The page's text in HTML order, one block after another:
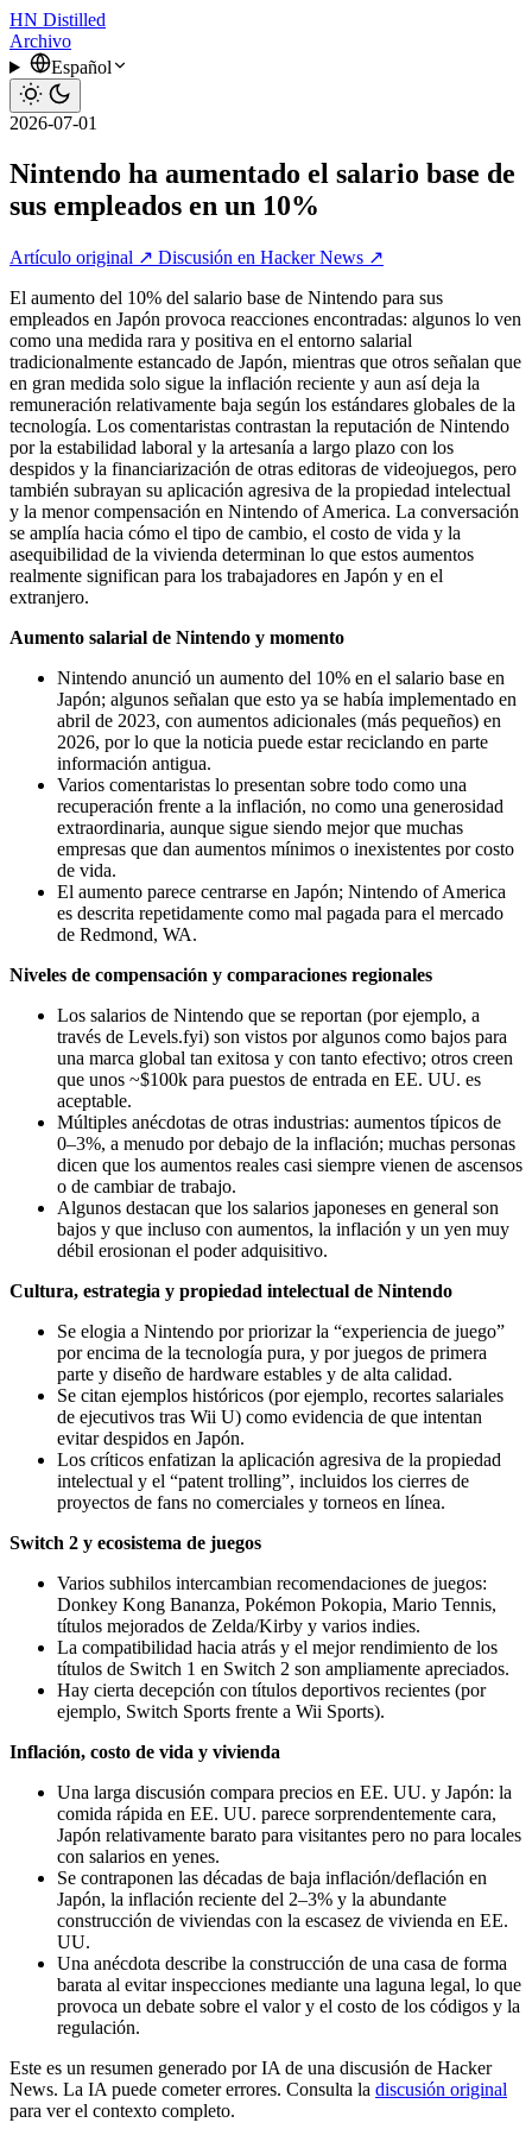
HN Distilled
Archivo
Español
2026-07-01
Nintendo ha aumentado el salario base de
sus empleados en un 10%
Artículo original ↗ Discusión en Hacker News ↗
El aumento del 10% del salario base de Nintendo para sus
empleados en Japón provoca reacciones encontradas: algunos lo ven
como una medida rara y positiva en el entorno salarial
tradicionalmente estancado de Japón, mientras que otros señalan que
en gran medida solo sigue la inflación reciente y aun así deja la
remuneración relativamente baja según los estándares globales de la
tecnología. Los comentaristas contrastan la reputación de Nintendo
por la estabilidad laboral y la artesanía a largo plazo con los
despidos y la financiarización de otras editoras de videojuegos, pero
también subrayan su aplicación agresiva de la propiedad intelectual
y la menor compensación en Nintendo of America. La conversación
se amplía hacia cómo el tipo de cambio, el costo de vida y la
asequibilidad de la vivienda determinan lo que estos aumentos
realmente significan para los trabajadores en Japón y en el
extranjero.
Aumento salarial de Nintendo y momento
Nintendo anunció un aumento del 10% en el salario base en
Japón; algunos señalan que esto ya se había implementado en
abril de 2023, con aumentos adicionales (más pequeños) en
2026, por lo que la noticia puede estar reciclando en parte
información antigua.
Varios comentaristas lo presentan sobre todo como una
recuperación frente a la inflación, no como una generosidad
extraordinaria, aunque sigue siendo mejor que muchas
empresas que dan aumentos mínimos o inexistentes por costo
de vida.
El aumento parece centrarse en Japón; Nintendo of America
es descrita repetidamente como mal pagada para el mercado
de Redmond, WA.
Niveles de compensación y comparaciones regionales
Los salarios de Nintendo que se reportan (por ejemplo, a
través de Levels.fyi) son vistos por algunos como bajos para
una marca global tan exitosa y con tanto efectivo; otros creen
que unos ~$100k para puestos de entrada en EE. UU. es
aceptable.
Múltiples anécdotas de otras industrias: aumentos típicos de
0–3%, a menudo por debajo de la inflación; muchas personas
dicen que los aumentos reales casi siempre vienen de ascensos
o de cambiar de trabajo.
Algunos destacan que los salarios japoneses en general son
bajos y que incluso con aumentos, la inflación y un yen muy
débil erosionan el poder adquisitivo.
Cultura, estrategia y propiedad intelectual de Nintendo
Se elogia a Nintendo por priorizar la “experiencia de juego”
por encima de la tecnología pura, y por juegos de primera
parte y diseño de hardware estables y de alta calidad.
Se citan ejemplos históricos (por ejemplo, recortes salariales
de ejecutivos tras Wii U) como evidencia de que intentan
evitar despidos en Japón.
Los críticos enfatizan la aplicación agresiva de la propiedad
intelectual y el “patent trolling”, incluidos los cierres de
proyectos de fans no comerciales y torneos en línea.
Switch 2 y ecosistema de juegos
Varios subhilos intercambian recomendaciones de juegos:
Donkey Kong Bananza, Pokémon Pokopia, Mario Tennis,
títulos mejorados de Zelda/Kirby y varios indies.
La compatibilidad hacia atrás y el mejor rendimiento de los
títulos de Switch 1 en Switch 2 son ampliamente apreciados.
Hay cierta decepción con títulos deportivos recientes (por
ejemplo, Switch Sports frente a Wii Sports).
Inflación, costo de vida y vivienda
Una larga discusión compara precios en EE. UU. y Japón: la
comida rápida en EE. UU. parece sorprendentemente cara,
Japón relativamente barato para visitantes pero no para locales
con salarios en yenes.
Se contraponen las décadas de baja inflación/deflación en
Japón, la inflación reciente del 2–3% y la abundante
construcción de viviendas con la escasez de vivienda en EE.
UU.
Una anécdota describe la construcción de una casa de forma
barata al evitar inspecciones mediante una laguna legal, lo que
provoca un debate sobre el valor y el costo de los códigos y la
regulación.
Este es un resumen generado por IA de una discusión de Hacker
News. La IA puede cometer errores. Consulta la discusión original
para ver el contexto completo.